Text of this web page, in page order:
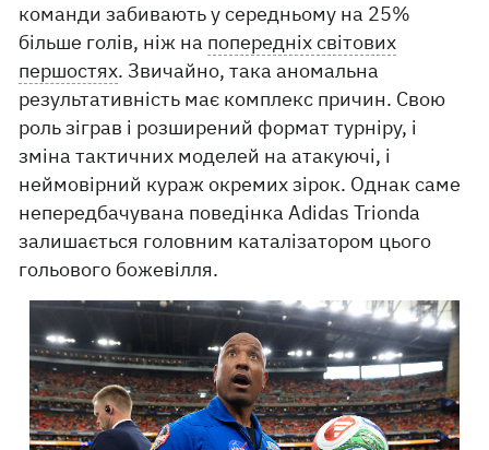
команди забивають у середньому на 25%
більше голів, ніж на попередніх світових
першостях. Звичайно, така аномальна
результативність має комплекс причин. Свою
роль зіграв і розширений формат турніру, і
зміна тактичних моделей на атакуючі, і
неймовірний кураж окремих зірок. Однак саме
непередбачувана поведінка Adidas Trionda
залишається головним каталізатором цього
гольового божевілля.